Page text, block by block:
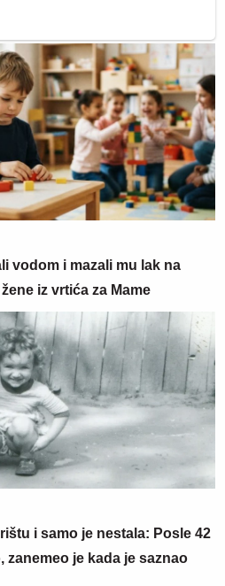
vodom i mazali mu lak na
iz vrtića za Mame
i samo je nestala: Posle 42
je kada je saznao